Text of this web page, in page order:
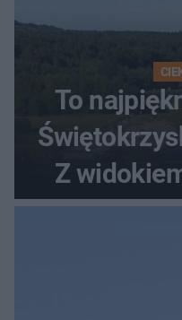
To
Z
szczyt Gór